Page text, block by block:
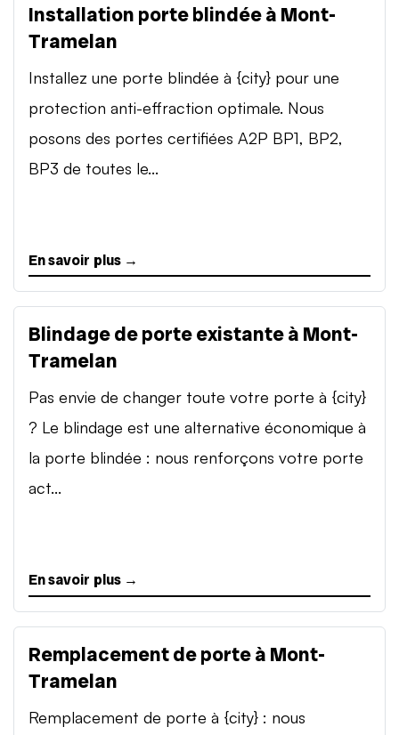
Installation porte blindée à Mont-
Tramelan
Installez une porte blindée à {city} pour une
protection anti-effraction optimale. Nous
posons des portes certifiées A2P BP1, BP2,
BP3 de toutes le...
En savoir plus →
Blindage de porte existante à Mont-
Tramelan
Pas envie de changer toute votre porte à {city}
? Le blindage est une alternative économique à
la porte blindée : nous renforçons votre porte
act...
En savoir plus →
Remplacement de porte à Mont-
Tramelan
Remplacement de porte à {city} : nous